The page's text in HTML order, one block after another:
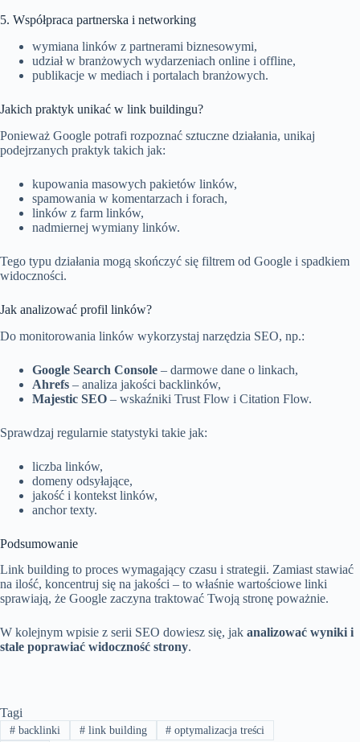
5. Współpraca partnerska i networking
wymiana linków z partnerami biznesowymi,
udział w branżowych wydarzeniach online i offline,
publikacje w mediach i portalach branżowych.
Jakich praktyk unikać w link buildingu?
Ponieważ Google potrafi rozpoznać sztuczne działania, unikaj
podejrzanych praktyk takich jak:
kupowania masowych pakietów linków,
spamowania w komentarzach i forach,
linków z farm linków,
nadmiernej wymiany linków.
Tego typu działania mogą skończyć się filtrem od Google i spadkiem
widoczności.
Jak analizować profil linków?
Do monitorowania linków wykorzystaj narzędzia SEO, np.:
Google Search Console – darmowe dane o linkach,
Ahrefs – analiza jakości backlinków,
Majestic SEO – wskaźniki Trust Flow i Citation Flow.
Sprawdzaj regularnie statystyki takie jak:
liczba linków,
domeny odsyłające,
jakość i kontekst linków,
anchor texty.
Podsumowanie
Link building to proces wymagający czasu i strategii. Zamiast stawiać
na ilość, koncentruj się na jakości – to właśnie wartościowe linki
sprawiają, że Google zaczyna traktować Twoją stronę poważnie.
W kolejnym wpisie z serii SEO dowiesz się, jak analizować wyniki i
stale poprawiać widoczność strony.
Tagi
#backlinki #link building # optymalizacja treści